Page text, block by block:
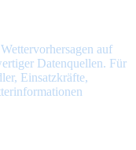
auf
Datenquellen. Für
Einsatzkräfte,